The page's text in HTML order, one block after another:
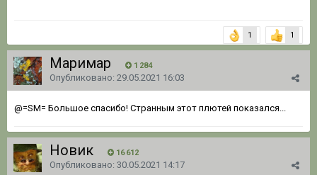
1 1
Маримар 1 284
Опубликовано: 29.05.2021 16:03
@=SM= Большое спасибо! Странным этот плютей показался...
Новик 16 612
Опубликовано: 30.05.2021 14:17